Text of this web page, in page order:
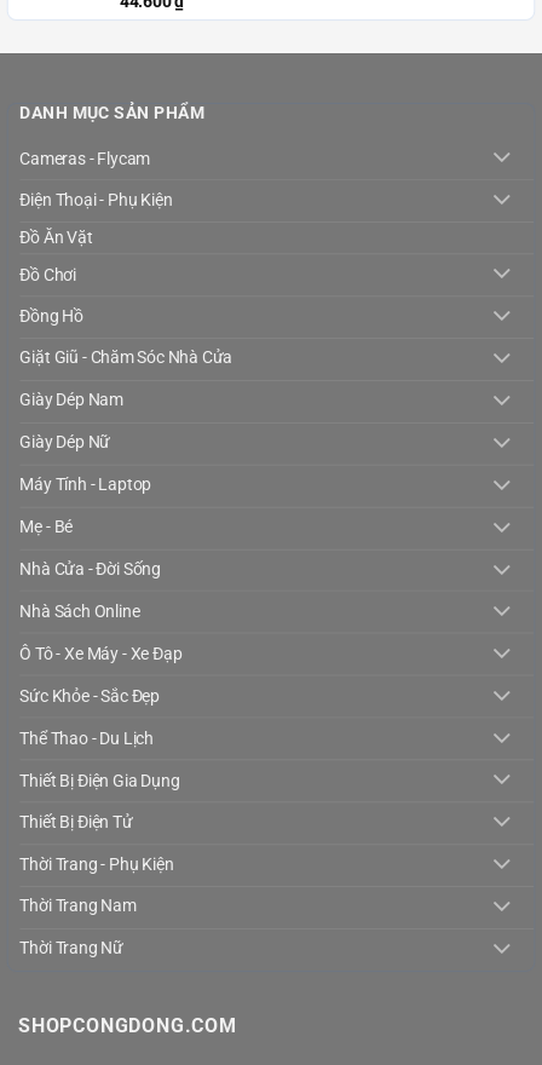
DANH MỤC SẢN PHẨM
Cameras - Flycam
Điện Thoại - Phụ Kiện
Đồ Ăn Vặt
Đồ Chơi
Đồng Hồ
Giặt Giũ - Chăm Sóc Nhà Cửa
Giày Dép Nam
Giày Dép Nữ
Máy Tính - Laptop
Mẹ - Bé
Nhà Cửa - Đời Sống
Nhà Sách Online
Ô Tô - Xe Máy - Xe Đạp
Sức Khỏe - Sắc Đẹp
Thể Thao - Du Lịch
Thiết Bị Điện Gia Dụng
Thiết Bị Điện Tử
Thời Trang - Phụ Kiện
Thời Trang Nam
Thời Trang Nữ
SHOPCONGDONG.COM